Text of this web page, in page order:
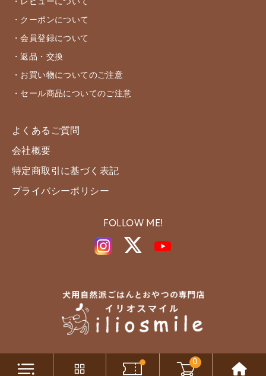
・レビューについて
・クーポンについて
・会員登録について
・返品・交換
・お買い物についてのご注意
・セール商品についてのご注意
よくあるご質問
会社概要
特定商取引に基づく表記
プライバシーポリシー
FOLLOW ME!
0